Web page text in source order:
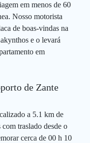
em menos de 60
Nosso motorista
de boas-vindas na
e o levará
em
de Zante
a 5.1 km de
traslado desde o
cerca de 00 h 10